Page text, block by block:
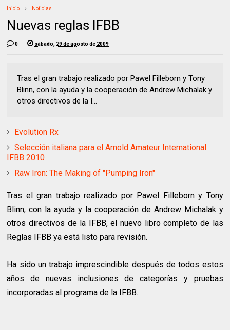
Inicio Noticias
Nuevas reglas IFBB
0 sábado, 29 de agosto de 2009
Tras el gran trabajo realizado por Pawel Filleborn y Tony
Blinn, con la ayuda y la cooperación de Andrew Michalak y
otros directivos de la I...
Evolution Rx
Selección italiana para el Arnold Amateur International
IFBB 2010
Raw Iron: The Making of "Pumping Iron"
Tras el gran trabajo realizado por Pawel Filleborn y Tony
Blinn, con la ayuda y la cooperación de Andrew Michalak y
otros directivos de la IFBB, el nuevo libro completo de las
Reglas IFBB ya está listo para revisión.
Ha sido un trabajo imprescindible después de todos estos
años de nuevas inclusiones de categorías y pruebas
incorporadas al programa de la IFBB.